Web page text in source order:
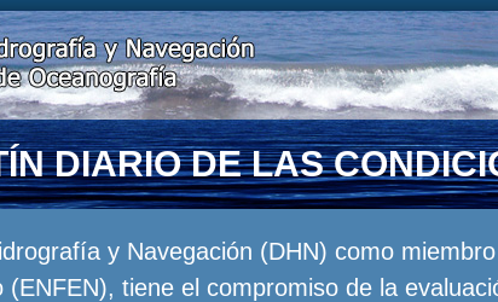
DIARIO DE LAS
y Navegación (DHN) como
(ENFEN), tiene el compromiso de la